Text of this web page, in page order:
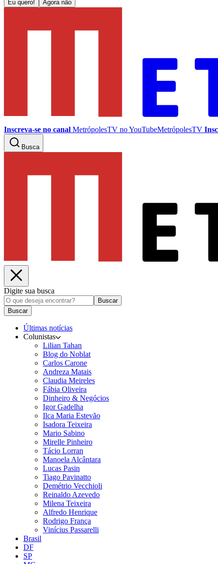
Eu quero! Agora não
Inscreva-se no canal MetrópolesTV noYouTubeMetrópolesTV
Busca
Digite sua busca
Buscar
Buscar
Últimas notícias
Colunistas
Lilian Tahan
Blog do Noblat
Carlos Carone
Andreza Matais
Claudia Meireles
Fábia Oliveira
Dinheiro & Negócios
Igor Gadelha
Ilca Maria Estevão
Isadora Teixeira
Mario Sabino
Mirelle Pinheiro
Tácio Lorran
Manoela Alcântara
Lucas Pasin
Tiago Pavinatto
Demétrio Vecchioli
Reinaldo Azevedo
Milena Teixeira
Alfredo Henrique
Rodrigo França
Vinícius Passarelli
Brasil
DF
SP